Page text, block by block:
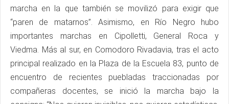
marcha en la que también se movilizó para exigir que
“paren de matarnos”. Asimismo, en Río Negro hubo
importantes marchas en Cipolletti, General Roca y
Viedma. Más al sur, en Comodoro Rivadavia, tras el acto
principal realizado en la Plaza de la Escuela 83, punto de
encuentro de recientes puebladas traccionadas por
compañeras docentes, se inició la marcha bajo la